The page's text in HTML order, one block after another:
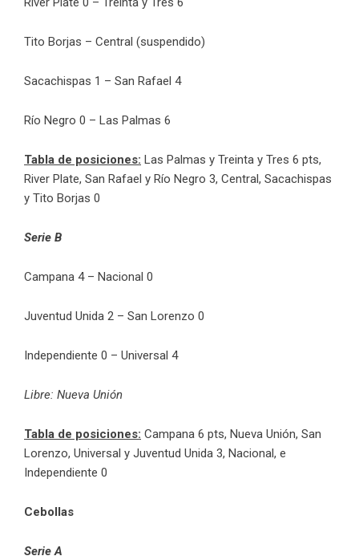
Tito Borjas – Central (suspendido)
Sacachispas 1 – San Rafael 4
Río Negro 0 – Las Palmas 6
Tabla de posiciones: Las Palmas y Treinta y Tres 6 pts,
River Plate, San Rafael y Río Negro 3, Central, Sacachispas
y Tito Borjas 0
Serie B
Campana 4 – Nacional 0
Juventud Unida 2 – San Lorenzo 0
Independiente 0 – Universal 4
Libre: Nueva Unión
Tabla de posiciones: Campana 6 pts, Nueva Unión, San
Lorenzo, Universal y Juventud Unida 3, Nacional, e
Independiente 0
Cebollas
Serie A